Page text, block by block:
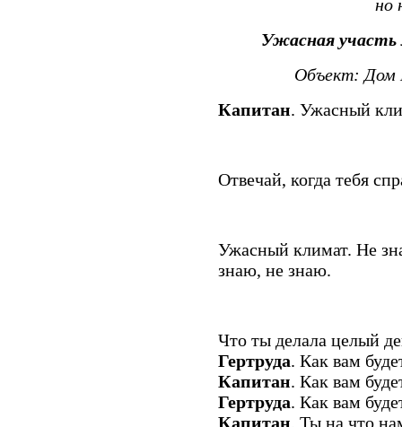
но
Ужасная участь
Объект: Дом
Капитан. Ужасный
Отвечай, когда тебя
Ужасный климат. Не
знаю, не знаю.
Что ты делала целый
Гертруда. Как вам
Капитан. Как вам
Гертруда. Как вам
Капитан. Ты на что